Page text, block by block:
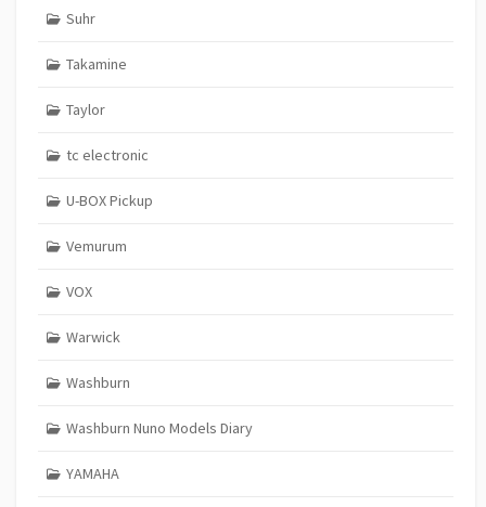
Suhr
Takamine
Taylor
tc electronic
U-BOX Pickup
Vemurum
VOX
Warwick
Washburn
Washburn Nuno Models Diary
YAMAHA